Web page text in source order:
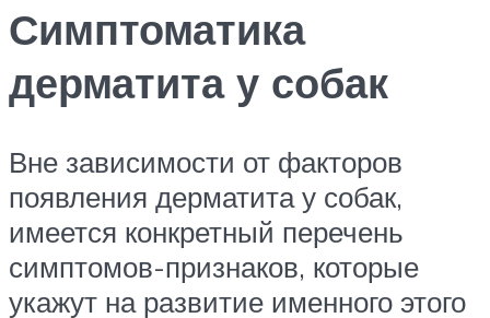
Симптоматика
дерматита у собак
Вне зависимости от факторов
появления дерматита у собак,
имеется конкретный перечень
симптомов-признаков, которые
укажут на развитие именного этого